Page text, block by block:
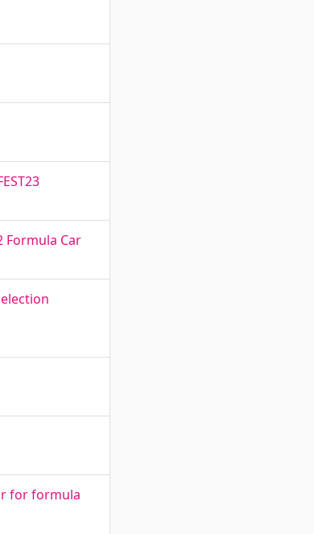
Formula Car
for formula